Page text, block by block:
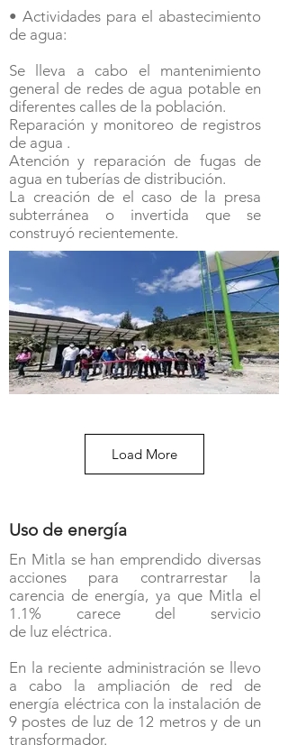
• Actividades para el abastecimiento
de agua:
Se lleva a cabo el mantenimiento
general de redes de agua potable en
diferentes calles de la población.
Reparación y monitoreo de registros
de agua .
Atención y reparación de fugas de
agua en tuberías de distribución.
La creación de el caso de la presa
subterránea o invertida que se
construyó recientemente.
Load More
Uso de energía
En Mitla se han emprendido diversas
acciones para contrarrestar la
carencia de energía, ya que Mitla el
1.1% carece del servicio
de luz eléctrica.
En la reciente administración se llevo
a cabo la ampliación de red de
energía eléctrica con la instalación de
9 postes de luz de 12 metros y de un
transformador.